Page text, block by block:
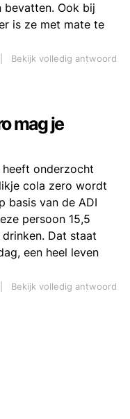
bevatten. Ook bij
is ze met mate te
Bekijk volledig antwoord
mag je
onderzocht
cola zero wordt
basis van de ADI
persoon 15,5
Dat staat
een heel leven
Bekijk volledig antwoord